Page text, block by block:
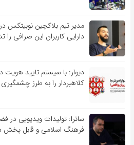
دارایی کاربران این صرافی را
کلاهبردار را به طرز
ساترا: تولیدات ویدیویی در
فرهنگ اسلامی و قابل پخش